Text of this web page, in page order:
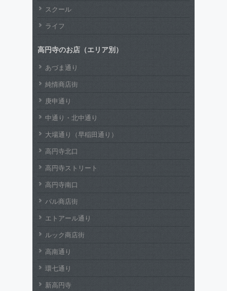
スクール
ライフ
高円寺のお店（エリア別）
あづま通り
純情商店街
庚申通り
中通り・北中通り
大場通り（早稲田通り）
高円寺北口
高円寺ストリート
高円寺南口
パル商店街
エトアール通り
ルック商店街
高南通り
環七通り
新高円寺